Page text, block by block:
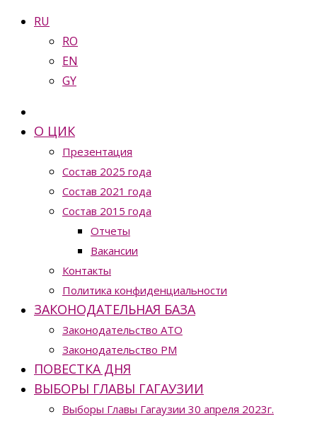
RU
RO
EN
GY
О ЦИК
Презентация
Состав 2025 года
Состав 2021 года
Состав 2015 года
Отчеты
Вакансии
Контакты
Политика конфиденциальности
ЗАКОНОДАТЕЛЬНАЯ БАЗА
Законодательство ATO
Законодательство РМ
ПОВЕСТКА ДНЯ
ВЫБОРЫ ГЛАВЫ ГАГАУЗИИ
Выборы Главы Гагаузии 30 апреля 2023г.